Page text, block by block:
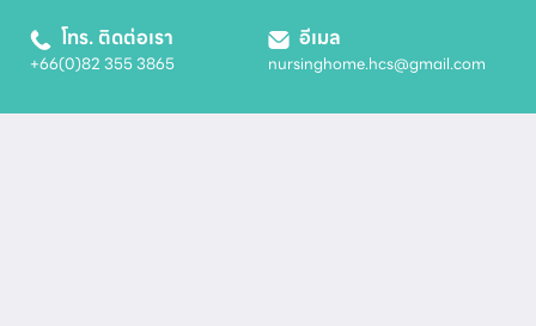
โทร. ติดต่อเรา
+66(0)82 355 3865
อีเมล
nursinghome.hcs@gmail.com